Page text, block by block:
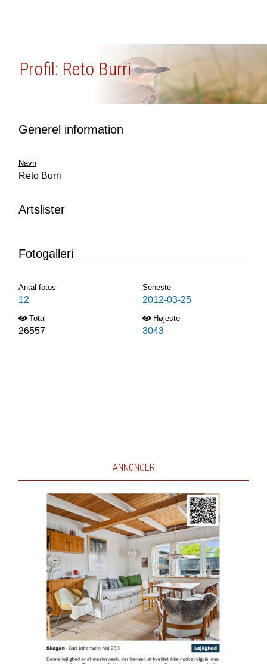
Profil: Reto Burri
Generel information
Navn
Reto Burri
Artslister
Fotogalleri
Antal fotos
12
Seneste
2012-03-25
Total
26557
Højeste
3043
ANNONCER